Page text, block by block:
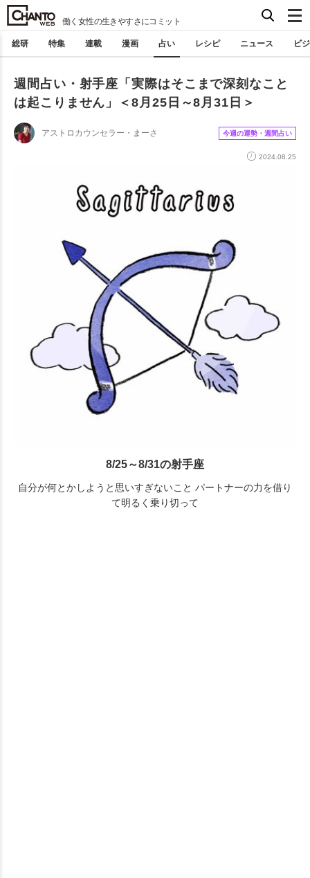
働く女性の生きやすさにコミット
総研 特集 連載 漫画 占い レシピ ニュース ビ
週間占い・射手座「実際はそこまで深刻なこと
は起こりません」＜8月25日～8月31日＞
アストロカウンセラー・まーさ 今週の運勢・週間占い
2024.08.25
8/25～8/31の射手座
自分が何とかしようと思いすぎないこと パートナーの力を借り
て明るく乗り切って